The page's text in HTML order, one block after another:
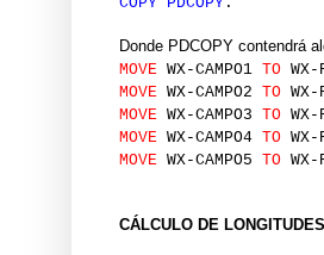
Donde PDCOPY contendrá
MOVE WX-CAMPO1 TO WX-
MOVE WX-CAMPO2 TO WX-
MOVE WX-CAMPO3 TO WX-
MOVE WX-CAMPO4 TO WX-
MOVE WX-CAMPO5 TO WX-
CÁLCULO DE LONGITUDES